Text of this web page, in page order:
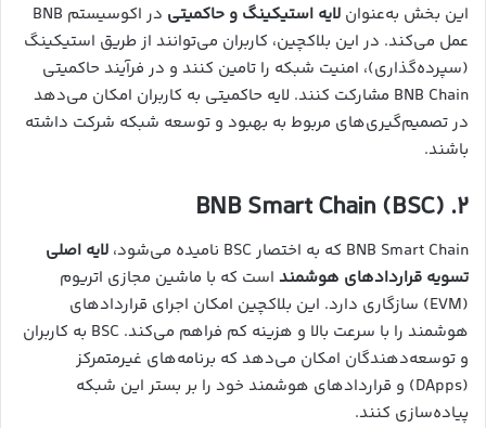
این بخش به‌عنوان لایه استیکینگ و حاکمیتی
در اکوسیستم BNB
عمل می‌کند. در این بلاکچین، کاربران می‌توانند از طریق استیکینگ
(سپرده‌گذاری)، امنیت شبکه را تامین کنند و در فرآیند حاکمیتی
BNB Chain مشارکت کنند. لایه حاکمیتی به کاربران امکان می‌دهد
در تصمیم‌گیری‌های مربوط به بهبود و توسعه شبکه شرکت داشته
باشند.
۲. BNB Smart Chain (BSC)
BNB Smart Chain که به اختصار BSC نامیده می‌شود،
لایه اصلی
تسویه قراردادهای هوشمند است که با ماشین مجازی اتریوم
(EVM) سازگاری دارد. این بلاکچین امکان اجرای قراردادهای
هوشمند را با سرعت بالا و هزینه کم فراهم می‌کند. BSC به کاربران
و توسعه‌دهندگان امکان می‌دهد که برنامه‌های غیرمتمرکز
(DApps) و قراردادهای هوشمند خود را بر بستر این شبکه
پیاده‌سازی کنند.